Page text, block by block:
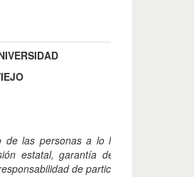
de las personas a lo largo de su vida
estatal, garantía de la igualdad e
de participar en el proceso